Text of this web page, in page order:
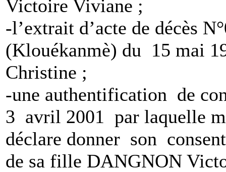
Victoire Viviane ;
-l’extrait d’acte de décès
(Klouékanmè) du 15 mai
Christine ;
-une authentification de
3 avril 2001 par laquelle
déclare donner son
de sa fille DANGNON